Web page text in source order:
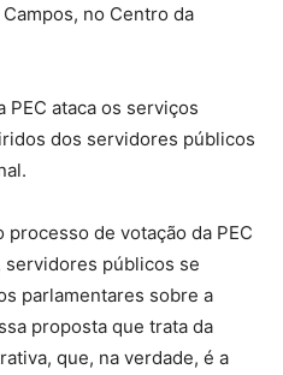
no Centro da
PEC ataca os serviços
dos servidores públicos
de votação da PEC
servidores públicos se
parlamentares sobre a
proposta que trata da
que, na verdade, é a